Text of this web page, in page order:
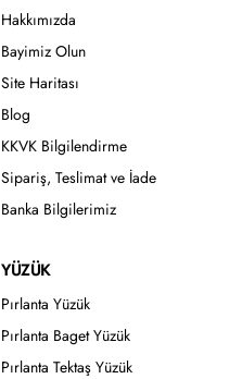
Hakkımızda
Bayimiz Olun
Site Haritası
Blog
KKVK Bilgilendirme
Sipariş, Teslimat ve İade
Banka Bilgilerimiz
YÜZÜK
Pırlanta Yüzük
Pırlanta Baget Yüzük
Pırlanta Tektaş Yüzük